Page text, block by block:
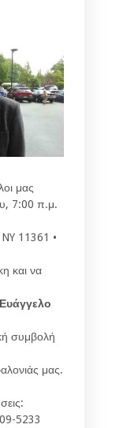
μας
7:00 π.μ.
11361 •
και να
Ευάγγελο
συμβολή
μας.
5233